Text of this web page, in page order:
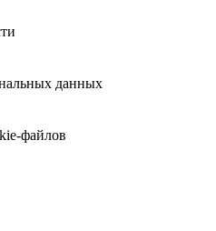
данных
файлов